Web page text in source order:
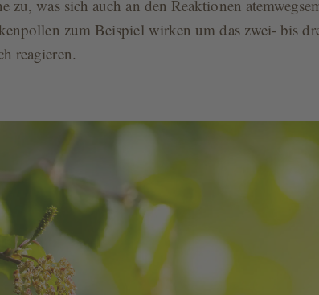
zu, was sich auch an den Reaktionen
zum Beispiel wirken um das zwei- bis
reagieren.